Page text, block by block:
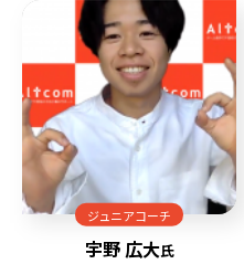
ジュニアコーチ
宇野 広大氏